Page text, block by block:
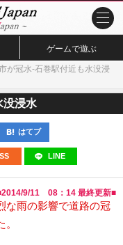
ゲームで遊ぶ
が冠水-石巻駅付近も水没浸
没浸水
はてブ
LINE
2014/9/11 08：14 最終更新■
な雨の影響で道路の冠